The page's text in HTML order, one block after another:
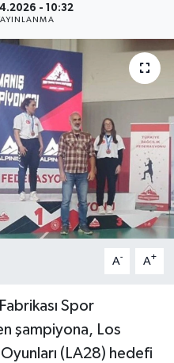
- 10:32
A- A+
Spor
şampiyona, Los
(LA28) hedefi